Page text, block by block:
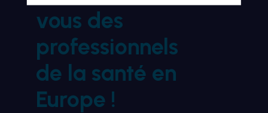
vous des
professionnels
de la santé en
Europe !